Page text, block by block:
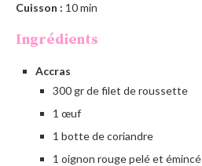
Cuisson : 10 min
Ingrédients
Accras
300 gr de filet de roussette
1 œuf
1 botte de coriandre
1 oignon rouge pelé et émincé